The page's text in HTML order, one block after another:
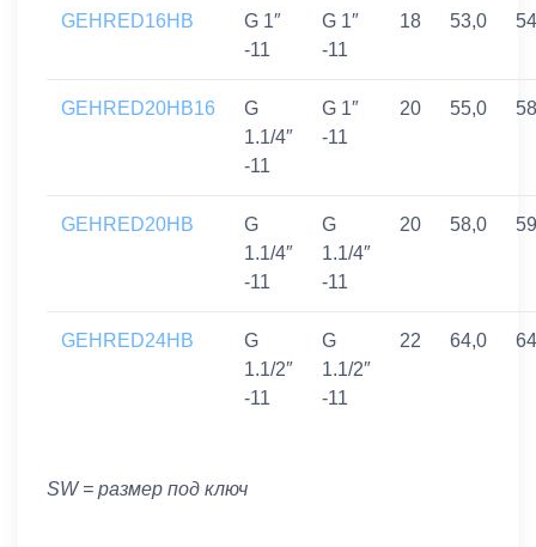
GEHRED16HB
G 1″
-11
G 1″
-11
18 53,0 54
GEHRED20HB16
G
1.1/4″
-11
G 1″
-11
20 55,0 58
GEHRED20HB
G
1.1/4″
-11
G
1.1/4″
-11
20 58,0 59
GEHRED24HB
G
1.1/2″
-11
G
1.1/2″
-11
22 64,0 64
SW = размер под ключ